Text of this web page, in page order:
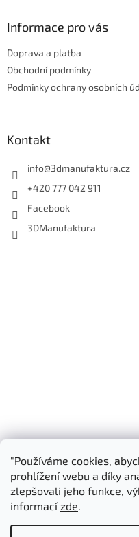
"Používáme cookies,
prohlížení webu a díky
zlepšovali jeho funkce,
informacízde.
Informace pro vás
Doprava a platba
Obchodní podmínky
Podmínky ochrany osobních
Kontakt
info@3dmanufaktura.cz
+420 777 042 911
Facebook
3DManufaktura
Shoptet.cz